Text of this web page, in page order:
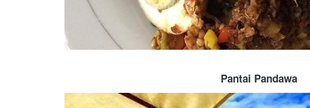
Pantai Pandawa